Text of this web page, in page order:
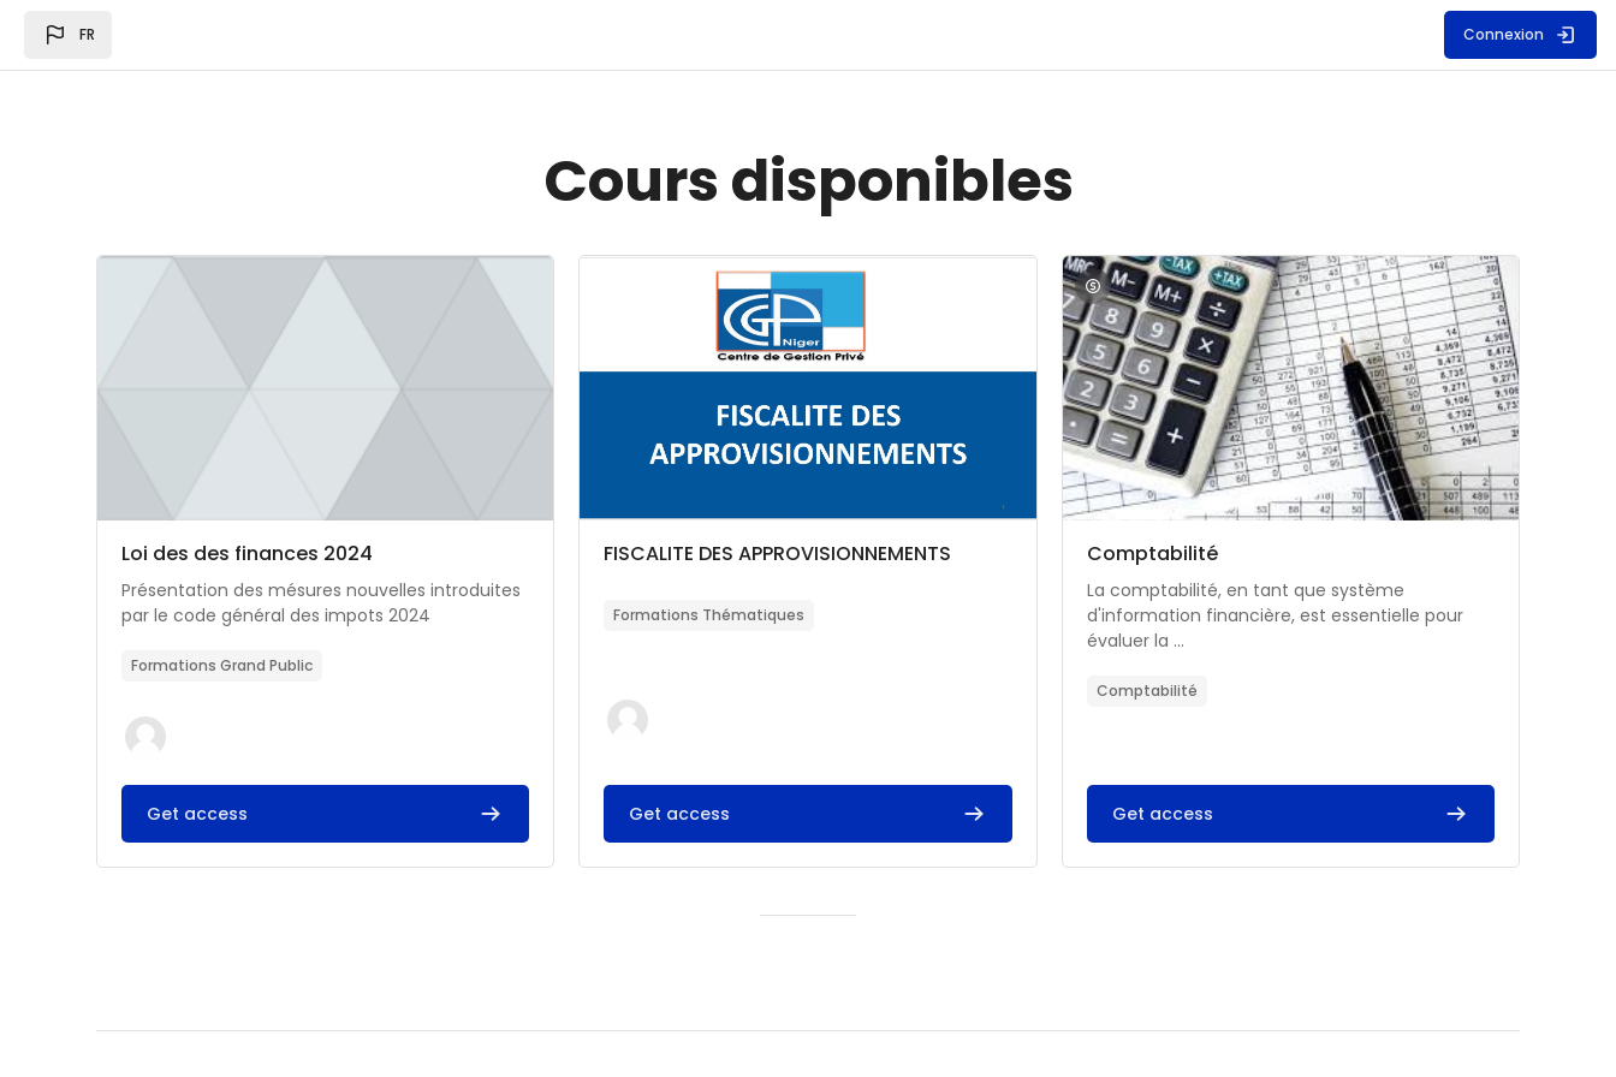
FR Connexion
Cours disponibles
Image du cours Loi des des finances 2024
Catégorie de cours
Nom du cours
Loi des des finances 2024
Résumé du cours :
Présentation des mésures nouvelles introduites
par le code général des impots 2024
Formations Grand Public
Get access
Image du cours FISCALITE DES APPROVISIONNEMENTS
Catégorie de cours
Nom du cours
FISCALITE DES APPROVISIONNEMENTS
Formations Thématiques
Get access
Image du cours Comptabilité
Catégorie de cours
Nom du cours
Comptabilité
Résumé du cours :
La comptabilité, en tant que système
d'information financière, est essentielle pour
évaluer la ...
Comptabilité
Get access